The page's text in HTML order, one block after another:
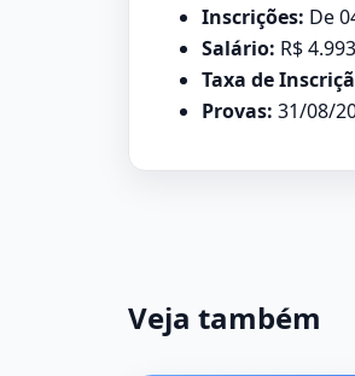
Inscrições: De
Salário: R$
Taxa de
Provas: 31/08/
Veja também